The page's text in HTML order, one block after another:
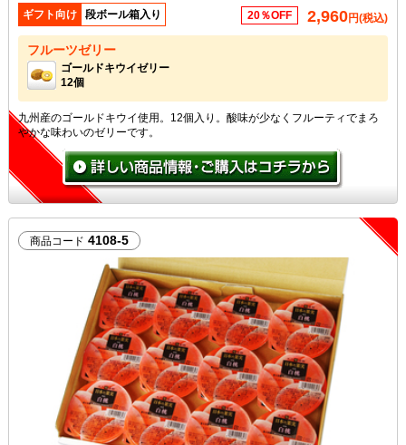
ギフト向け 段ボール箱入り 20％OFF 2,960円(税込)
フルーツゼリー
ゴールドキウイゼリー
12個
九州産のゴールドキウイ使用。12個入り。酸味が少なくフルーティでまろ
やかな味わいのゼリーです。
商品コード 4108-5